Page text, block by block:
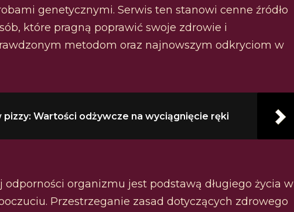
genetycznymi. Serwis ten stanowi cenne źródło
które pragną poprawić swoje zdrowie i
metodom oraz najnowszym odkryciom w
pizzy: Wartości odżywcze na wyciągnięcie ręki
organizmu jest podstawą długiego życia w
Przestrzeganie zasad dotyczących zdrowego